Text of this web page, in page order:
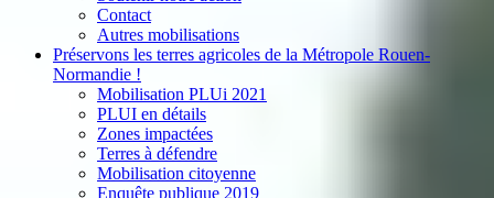
Contact
Autres mobilisations
Préservons les terres agricoles de la Métropole Rouen-
Normandie !
Mobilisation PLUi 2021
PLUI en détails
Zones impactées
Terres à défendre
Mobilisation citoyenne
Enquête publique 2019